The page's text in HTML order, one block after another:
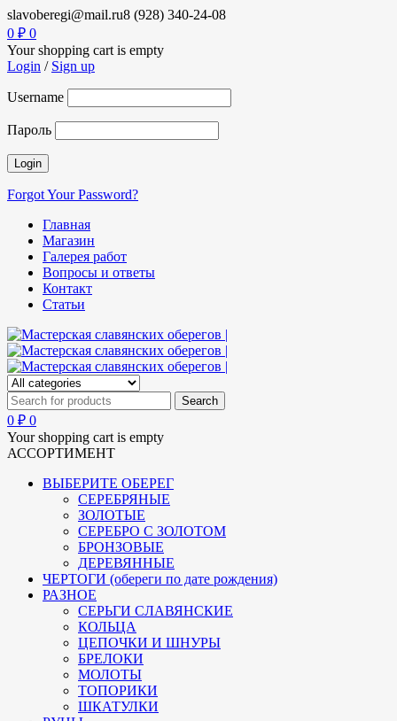
slavoberegi@mail.ru8 (928) 340-24-08
0 ₽ 0
Your shopping cart is empty
Login / Sign up
Username
Пароль
Forgot Your Password?
Главная
Магазин
Галерея работ
Вопросы и ответы
Контакт
Статьи
0 ₽ 0
Your shopping cart is empty
АССОРТИМЕНТ
ВЫБЕРИТЕ ОБЕРЕГ
СЕРЕБРЯНЫЕ
ЗОЛОТЫЕ
СЕРЕБРО С ЗОЛОТОМ
БРОНЗОВЫЕ
ДЕРЕВЯННЫЕ
ЧЕРТОГИ (обереги по дате рождения)
РАЗНОЕ
СЕРЬГИ СЛАВЯНСКИЕ
КОЛЬЦА
ЦЕПОЧКИ И ШНУРЫ
БРЕЛОКИ
МОЛОТЫ
ТОПОРИКИ
ШКАТУЛКИ